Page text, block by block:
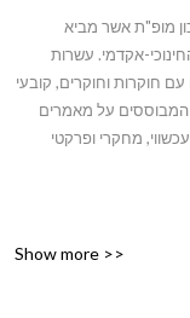
מופ"ת אשר מביא
אקדמי. עשרות
חוקרות וחוקרים, קובעי
המבוססים על מאמרים
מחקרי ופרקטי
Show more >>